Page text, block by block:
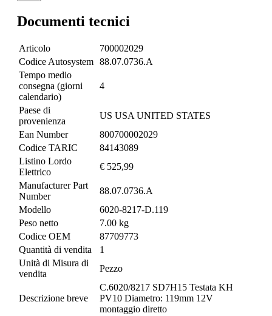
Documenti tecnici
Articolo
700002029
Codice Autosystem 88.07.0736.A
Tempo medio
consegna (giorni
calendario)
4
Paese di
provenienza
US USA UNITED STATES
Ean Number
800700002029
Codice TARIC
84143089
Listino Lordo
Elettrico
€ 525,99
Manufacturer Part
Number
88.07.0736.A
Modello
6020-8217-D.119
Peso netto
7.00 kg
Codice OEM
87709773
Quantità di vendita
1
Unità di Misura di
vendita
Pezzo
Descrizione breve
C.6020/8217 SD7H15 Testata KH
PV10 Diametro: 119mm 12V
montaggio diretto